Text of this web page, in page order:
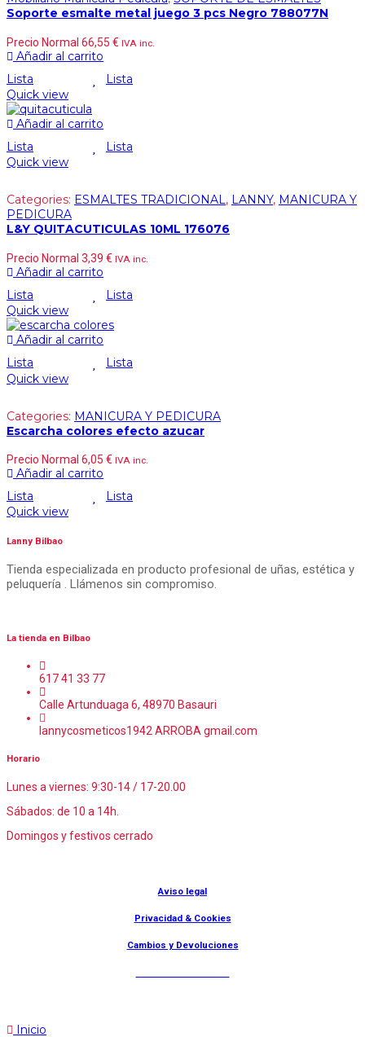
Soporte esmalte metal juego 3 pcs Negro 788077N
Precio Normal 66,55 € IVA inc.
Añadir al carrito
Lista
Lista
Quick view
Añadir al carrito
Lista
Lista
Quick view
Categories: ESMALTES TRADICIONAL, LANNY, MANICURA Y
PEDICURA
L&Y QUITACUTICULAS 10ML 176076
Precio Normal 3,39 € IVA inc.
Añadir al carrito
Lista
Lista
Quick view
Añadir al carrito
Lista
Lista
Quick view
Categories: MANICURA Y PEDICURA
Escarcha colores efecto azucar
Precio Normal 6,05 € IVA inc.
Añadir al carrito
Lista
Lista
Quick view
Lanny Bilbao
Tienda especializada en producto profesional de uñas, estética y
peluquería . Llámenos sin compromiso.
La tienda en Bilbao
617 41 33 77
Calle Artunduaga 6, 48970 Basauri
lannycosmeticos1942 ARROBA gmail.com
Horario
Lunes a viernes: 9:30-14 / 17-20.00
Sábados: de 10 a 14h.
Domingos y festivos cerrado
Aviso legal
Privacidad & Cookies
Cambios y Devoluciones
Inicio